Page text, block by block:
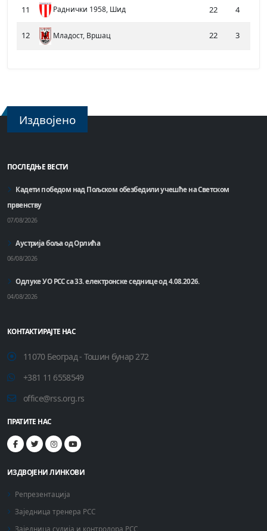
11 Раднички 1958, Шид 22 4
12 Младост, Вршац 22 3
Издвојено
ПОСЛЕДЊЕ ВЕСТИ
Кадети победом над Пољском обезбедили учешће на Светском
првенству
07/08/2026
Аустрија боља од Орлића
06/08/2026
Одлуке УО РСС са 33. електронске седнице од 4.08.2026.
04/08/2026
КОНТАКТИРАЈТЕ НАС
11070 Београд - Тошин бунар 272
+381 11 6558549
office@rss.org.rs
ПРАТИТЕ НАС
ИЗДВОЈЕНИ ЛИНКОВИ
Репрезентација
Заједница тренера РСС
Заједница судија и контролора РСС